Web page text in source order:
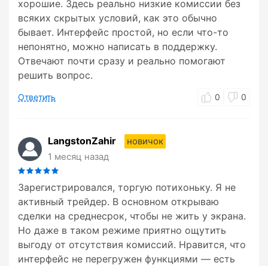
хорошие. Здесь реально низкие комиссии без
всяких скрытых условий, как это обычно
бывает. Интерфейс простой, но если что-то
непонятно, можно написать в поддержку.
Отвечают почти сразу и реально помогают
решить вопрос.
Ответить 0 0
LangstonZahir
новичок
1 месяц назад
Зарегистрировался, торгую потихоньку. Я не
активный трейдер. В основном открываю
сделки на среднесрок, чтобы не жить у экрана.
Но даже в таком режиме приятно ощутить
выгоду от отсутствия комиссий. Нравится, что
интерфейс не перегружен функциями — есть